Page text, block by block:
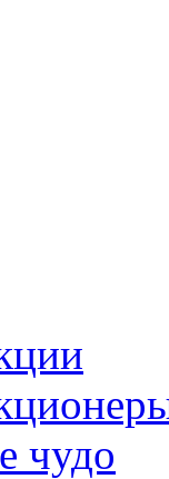
чудо